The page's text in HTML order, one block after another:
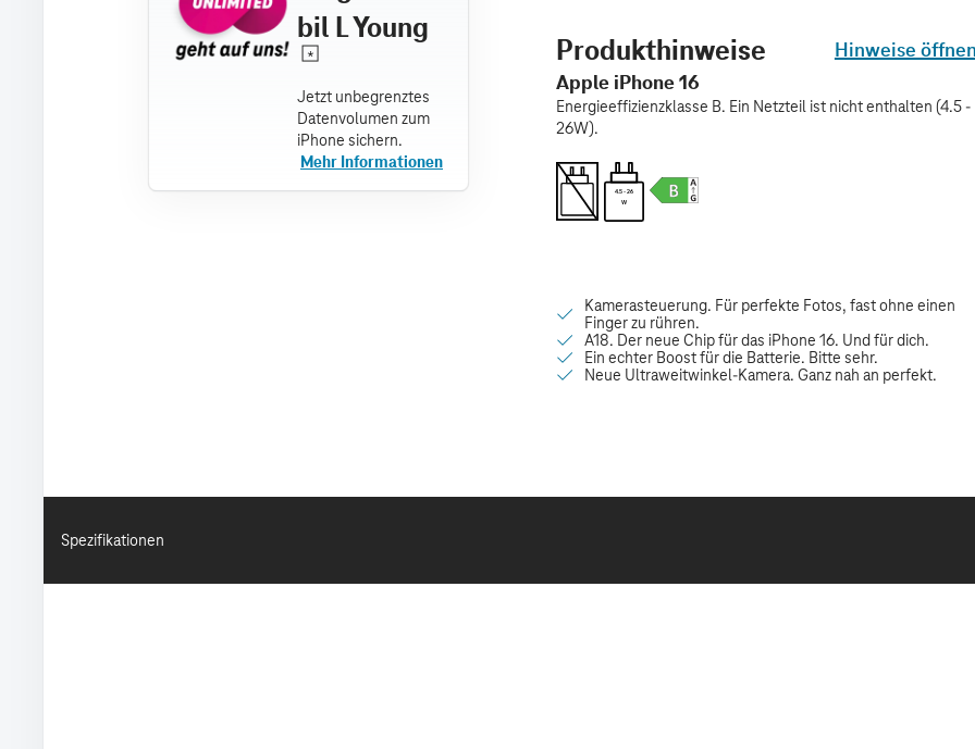
bil L Young
Produkthinweise
Hinweise
Apple iPhone 16
Energieeffizienzklasse B. Ein Netzteil ist nicht enthalten (4.5 -
26W).
4.5 - 26
W
Spezifikationen